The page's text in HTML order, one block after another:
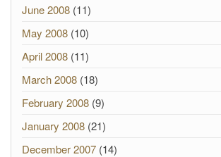
June 2008 (11)
May 2008 (10)
April 2008 (11)
March 2008 (18)
February 2008 (9)
January 2008 (21)
December 2007 (14)